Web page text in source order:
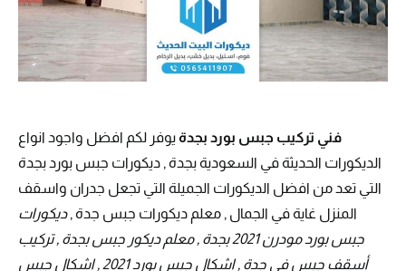
فني تركيب جبس بورد بجدة يوفر لكم افضل واجود انواع
الديكورات الحديثة في السعودية بجدة , ديكورات جبس بورد بجدة
التي تعد من افضل الديكورات الجميلة التي تجعل جدران واسقف
المنزل غاية في الجمال , معلم ديكورات جبس جدة ,ديكورات
جبس بورد مودرن 2021 بجدة , معلم ديكور جبس بجدة , تركيب
أسقف جبس في جدة , اشكال جبس بورد 2021 , اشكال جبس